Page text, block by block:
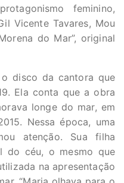
feminino,
Vicente Tavares, Mou
do Mar”, original
o disco da cantora que
Ela conta que a obra
longe do mar, em
Nessa época, uma
atenção. Sua filha
do céu, o mesmo que
na apresentação